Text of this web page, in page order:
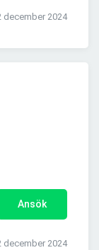
december 2024
Ansök
december 2024